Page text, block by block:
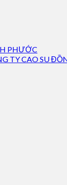
PHƯỚC
TY CAO SU